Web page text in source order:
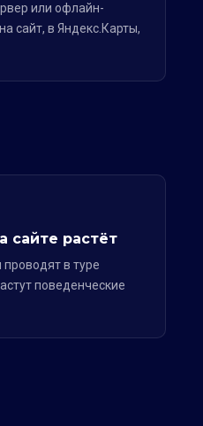
или офлайн-
сайт, в Яндекс.Карты,
сайте растёт
проводят в туре
поведенческие